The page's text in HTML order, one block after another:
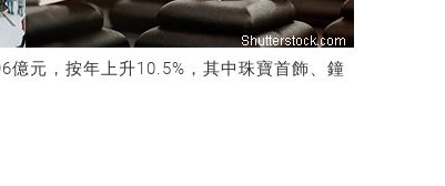
元，按年上升10.5%，其中珠寶首飾、鐘